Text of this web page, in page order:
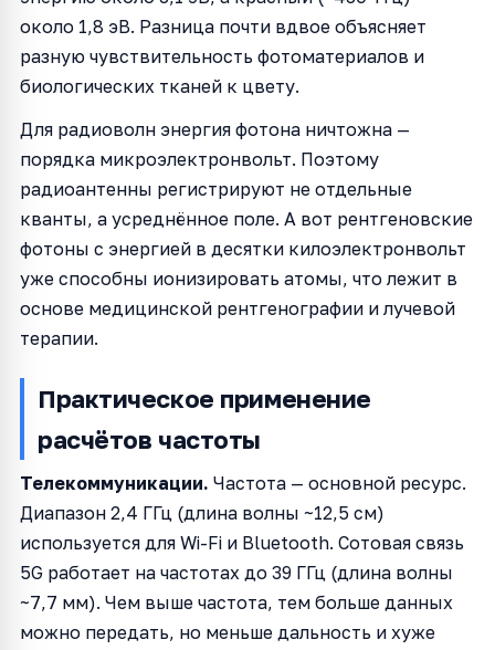
около 1,8 эВ. Разница почти вдвое объясняет
разную чувствительность фотоматериалов и
биологических тканей к цвету.
Для радиоволн энергия фотона ничтожна —
порядка микроэлектронвольт. Поэтому
радиоантенны регистрируют не отдельные
кванты, а усреднённое поле. А вот рентгеновские
фотоны с энергией в десятки килоэлектронвольт
уже способны ионизировать атомы, что лежит в
основе медицинской рентгенографии и лучевой
терапии.
Практическое применение
расчётов частоты
Телекоммуникации. Частота — основной ресурс.
Диапазон 2,4 ГГц (длина волны ~12,5 см)
используется для Wi-Fi и Bluetooth. Сотовая связь
5G работает на частотах до 39 ГГц (длина волны
~7,7 мм). Чем выше частота, тем больше данных
можно передать, но меньше дальность и хуже